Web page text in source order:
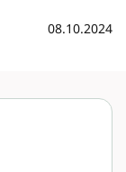
08.10.2024